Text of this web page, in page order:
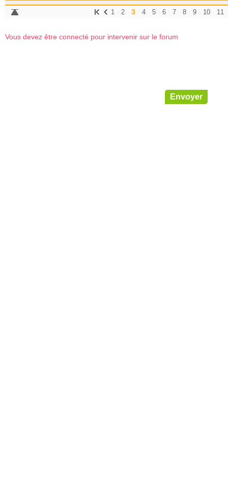
1 2- 3- 4- 5- 6- 7- 8- 9- 10- 11
Vous devez être connecté pour intervenir sur le forum